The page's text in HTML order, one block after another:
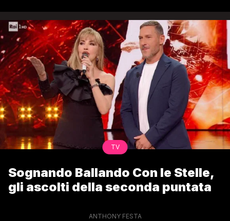
TV
Sognando Ballando Con le Stelle,
gli ascolti della seconda puntata
ANTHONY FESTA